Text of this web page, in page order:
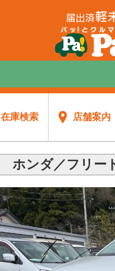
在庫検索 店舗案内
ホンダ／フリー